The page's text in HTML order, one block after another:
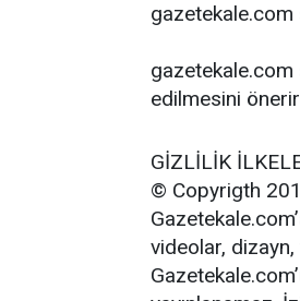
gazetekale.com
gazetekale.com
edilmesini
GİZLİLİK
© Copyrigth
videolar, dizayn,